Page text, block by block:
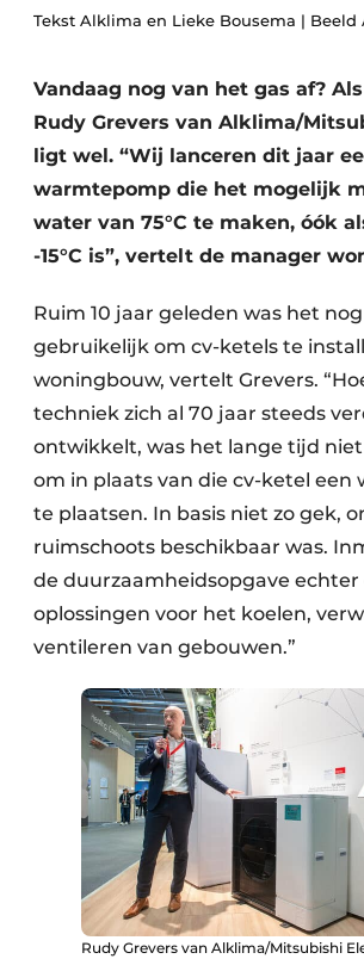
Video’s
Tekst Alklima en Lieke Bousema | Beeld
Vandaag nog van het gas af?
Rudy Grevers van Alklima/
ligt wel. “Wij lanceren dit jaar
warmtepomp die het mogelijk
water van 75°C te maken, óók
-15°C is”, vertelt de manager
Ruim 10 jaar geleden was het
gebruikelijk om cv-ketels te
woningbouw, vertelt Grevers.
techniek zich al 70 jaar steeds
ontwikkelt, was het lange tijd
om in plaats van die cv-ketel
te plaatsen. In basis niet zo gek,
ruimschoots beschikbaar was.
de duurzaamheidsopgave echter
oplossingen voor het koelen,
ventileren van gebouwen.”
Rudy Grevers van Alklima/Mitsubishi